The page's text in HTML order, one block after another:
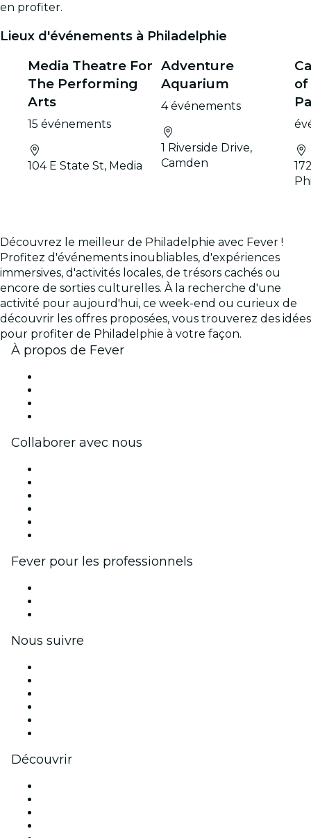
en profiter.
Lieux d'événements à Philadelphie
Media Theatre For
The Performing
Arts
15 événements
104 E State St, Media
Adventure
Aquarium
4 événements
1 Riverside Drive,
Camden
of
Découvrez le meilleur de Philadelphie avec Fever !
Profitez d'événements inoubliables, d'expériences
immersives, d'activités locales, de trésors cachés ou
encore de sorties culturelles. À la recherche d'une
activité pour aujourd'hui, ce week-end ou curieux de
découvrir les offres proposées, vous trouverez des idées
pour profiter de Philadelphie à votre façon.
À propos de Fever
Collaborer avec nous
Fever pour les professionnels
Nous suivre
Découvrir